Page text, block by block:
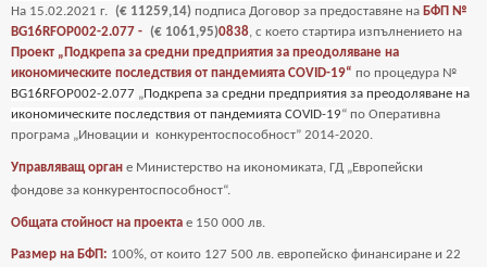
На 15.02.2021 г. (€ 11259,14) подписа Договор за предоставяне на БФП №
BG16RFOP002-2.077 - (€ 1061,95)0838, с което стартира изпълнението на
Проект „Подкрепа за средни предприятия за преодоляване на
икономическите последствия от пандемията COVID-19“ по процедура №
BG16RFOP002-2.077 „Подкрепа за средни предприятия за преодоляване на
икономическите последствия от пандемията COVID-19“ по Оперативна
програма „Иновации и конкурентоспособност” 2014-2020.
Управляващ орган е Министерство на икономиката, ГД „Европейски
фондове за конкурентоспособност“.
Общата стойност на проекта е 150 000 лв.
Размер на БФП: 100%, от които 127 500 лв. европейско финансиране и 22